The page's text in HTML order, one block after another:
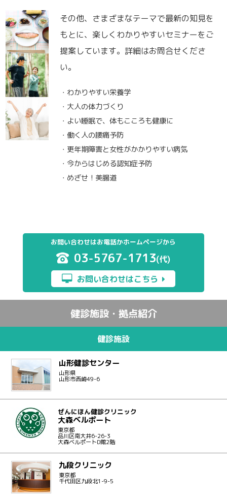
その他、さまざまなテーマで最新の知見を
もとに、楽しくわかりやすいセミナーをご
提案しています。詳細はお問合せくださ
い。
・わかりやすい栄養学
・大人の体力づくり
・よい睡眠で、体もこころも健康に
・働く人の腰痛予防
・更年期障害と女性がかかりやすい病気
・今からはじめる認知症予防
・めざせ！美腸道
お問い合わせはお電話かホームページから
03-5767-1713(代)
お問い合わせはこちら
健診施設・拠点紹介
健診施設
山形健診センター
山形県
山形市西崎49-6
ぜんにほん健診クリニック
大森ベルポート
東京都
品川区南大井6-26-3
大森ベルポートD館2階
九段クリニック
東京都
千代田区九段北1-9-5